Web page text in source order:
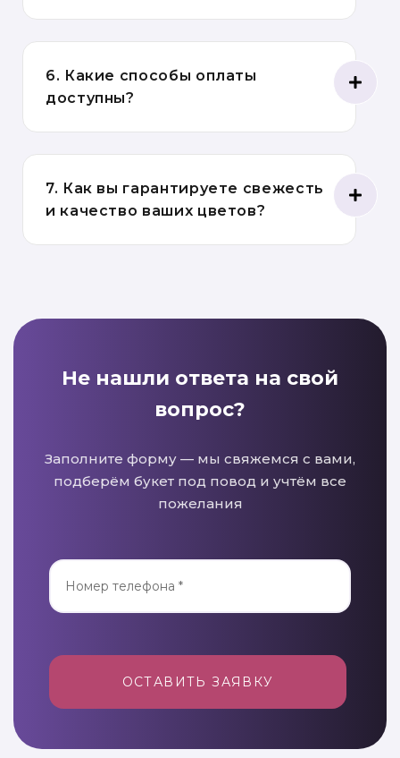
6. Какие способы оплаты
доступны?
7. Как вы гарантируете свежесть
и качество ваших цветов?
Не нашли ответа на свой
вопрос?
Заполните форму — мы свяжемся с вами,
подберём букет под повод и учтём все
пожелания
ОСТАВИТЬ ЗАЯВКУ